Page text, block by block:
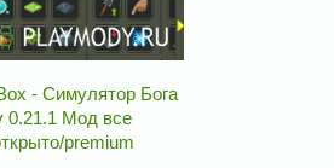
- Симулятор Бога
0.21.1 Мод все
premium